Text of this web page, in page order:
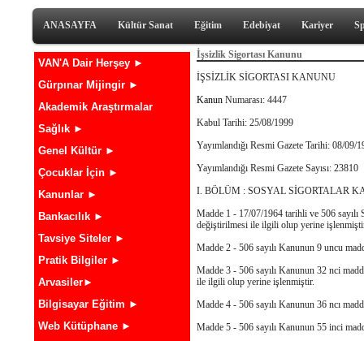
ANASAYFA Kültür Sanat Eğitim Edebiyat Kariyer
VAN'A Dair Herşey ►
Gürpınar Mijingir ►
Akademik Araştırmalar
Sağlık ►
Genel Kültür ►
Çocuklar İçin ►
Kanunlar ►
Bankacılık ►
Tavsiye Siteler ►
Pratik Bilgiler ►
Arvasiler►
Bilgisayar Eğitim ►
Web Kütüphane ►
İşsizlik Sigortası Kanunu
İŞSİZLİK SİGORTASI KANUNU
Kanun Numarası: 4447
Kabul Tarihi: 25/08/1999
Yayımlandığı Resmi Gazete Tarihi: 08/09/
Yayımlandığı Resmi Gazete Sayısı: 23810
I. BÖLÜM : SOSYAL SİGORTALAR
Madde 1 - 17/07/1964 tarihli ve 506
değiştirilmesi ile ilgili olup yerine
Madde 2 - 506 sayılı Kanunun 9 uncu
Madde 3 - 506 sayılı Kanunun 32 nci
ile ilgili olup yerine işlenmiştir.
Madde 4 - 506 sayılı Kanunun 36 ncı
Madde 5 - 506 sayılı Kanunun 55 inci